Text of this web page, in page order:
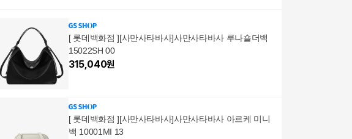
[ 롯데백화점 ][사만사타바사]사만사타바사 루나숄더백
15022SH 00
315,040원
[ 롯데백화점 ][사만사타바사]사만사타바사 아르케 미니
백 10001MI 13